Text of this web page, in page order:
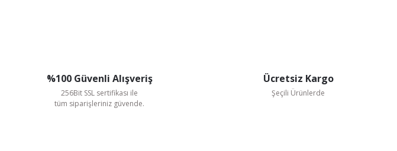
%100 Güvenli Alışveriş
256Bit SSL sertifikası ile
tüm siparişleriniz güvende.
Ücretsiz Kargo
Şeçili Ürünlerde